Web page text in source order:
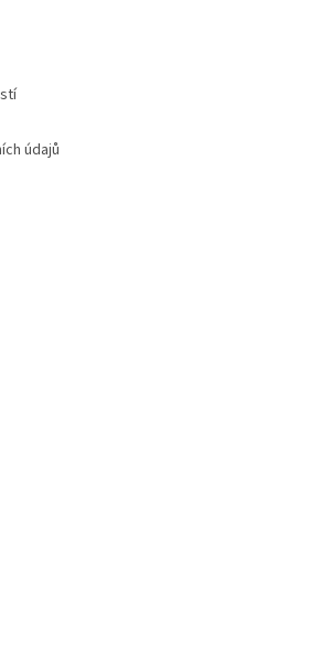
údajů